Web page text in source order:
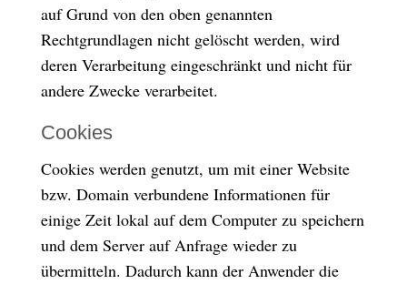
auf Grund von den oben genannten
Rechtgrundlagen nicht gelöscht werden, wird
deren Verarbeitung eingeschränkt und nicht für
andere Zwecke verarbeitet.
Cookies
Cookies werden genutzt, um mit einer Website
bzw. Domain verbundene Informationen für
einige Zeit lokal auf dem Computer zu speichern
und dem Server auf Anfrage wieder zu
übermitteln. Dadurch kann der Anwender die